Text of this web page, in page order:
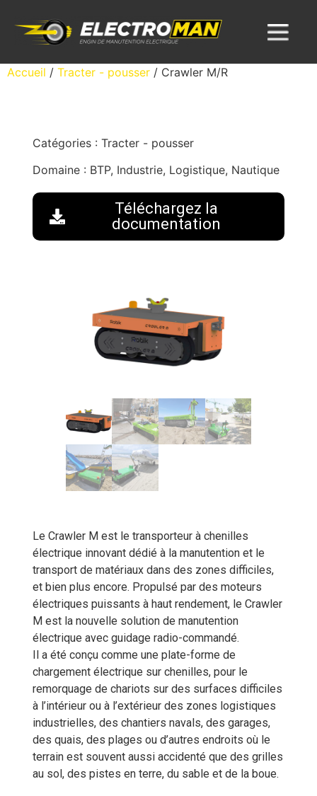
Accueil / Tracter - pousser / Crawler M/R
Catégories : Tracter - pousser
Domaine : BTP, Industrie, Logistique, Nautique
Téléchargez la
documentation
Le Crawler M est le transporteur à chenilles
électrique innovant dédié à la manutention et le
transport de matériaux dans des zones difficiles,
et bien plus encore. Propulsé par des moteurs
électriques puissants à haut rendement, le Crawler
M est la nouvelle solution de manutention
électrique avec guidage radio-commandé.
Il a été conçu comme une plate-forme de
chargement électrique sur chenilles, pour le
remorquage de chariots sur des surfaces difficiles
à l’intérieur ou à l’extérieur des zones logistiques
industrielles, des chantiers navals, des garages,
des quais, des plages ou d’autres endroits où le
terrain est souvent aussi accidenté que des grilles
au sol, des pistes en terre, du sable et de la boue.